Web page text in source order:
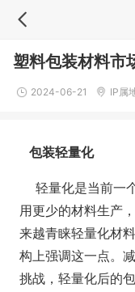
塑料包装材料市
2024-06-21 IP属
包装轻量化
轻量化是当前一
用更少的材料生产
来越青睐轻量化材
构上强调这一点。
挑战，轻量化后的